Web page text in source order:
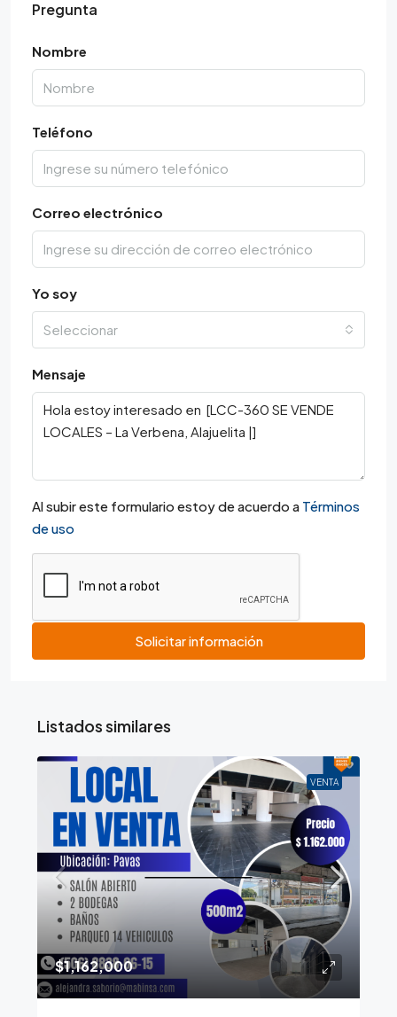
Pregunta
Nombre
Teléfono
Correo electrónico
Yo soy
Seleccionar
Mensaje
Al subir este formulario estoy de acuerdo a Términos
de uso
Solicitar información
Listados similares
VENTA
$1,162,000